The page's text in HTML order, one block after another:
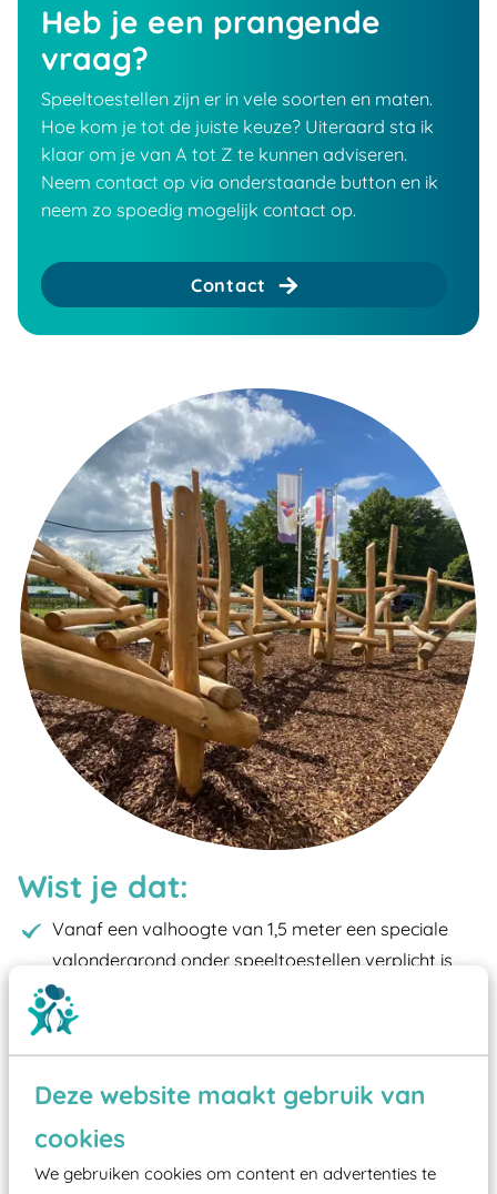
Deze website maakt gebruik van
cookies
We gebruiken cookies om content en advertenties te
Heb je een prangende
vraag?
Speeltoestellen zijn er in vele soorten en maten.
Hoe kom je tot de juiste keuze? Uiteraard sta ik
klaar om je van A tot Z te kunnen adviseren.
Neem contact op via onderstaande button en ik
neem zo spoedig mogelijk contact op.
Contact
Wist je dat:
Vanaf een valhoogte van 1,5 meter een speciale
valondergrond onder speeltoestellen verplicht is
zoals kunstgras, rubber tegels of boomschors?
Elk speeltoestel in de openbare ruimte voorzien
moet zijn van een typekeuring, -plaatje en
certificering, uitgegeven door een Nederlands
Wij ook speeltoestellen kunnen laten keuren zodat
ze toch binnen het Warenwetbesluit Attractie- en